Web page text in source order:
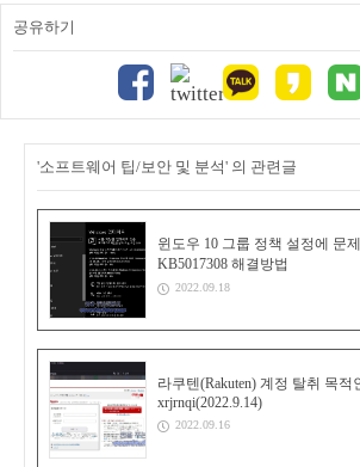
공유하기
'소프트웨어 팁/보안 및 분석' 의 관련글
윈도우 10 그룹 정책 설정에 문
KB5017308 해결방법
2022.09.18
라쿠텐(Rakuten) 계정 탈취 목적
xrjrnqi(2022.9.14)
2022.09.16